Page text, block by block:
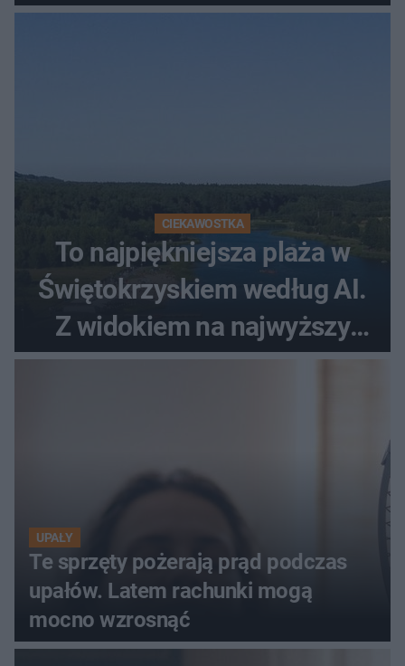
promenada
CIEKAWOSTKA
To najpiękniejsza plaża w
Świętokrzyskiem według AI.
Z widokiem na najwyższy
szczyt Gór Świętokrzyskich
UPAŁY
Te sprzęty pożerają prąd podczas
upałów. Latem rachunki mogą
mocno wzrosnąć